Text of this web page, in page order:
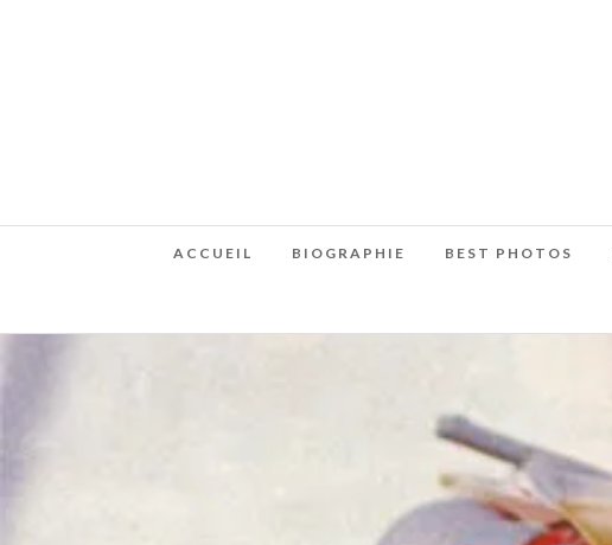
ACCUEIL BIOGRAPHIE BEST PHOTOS